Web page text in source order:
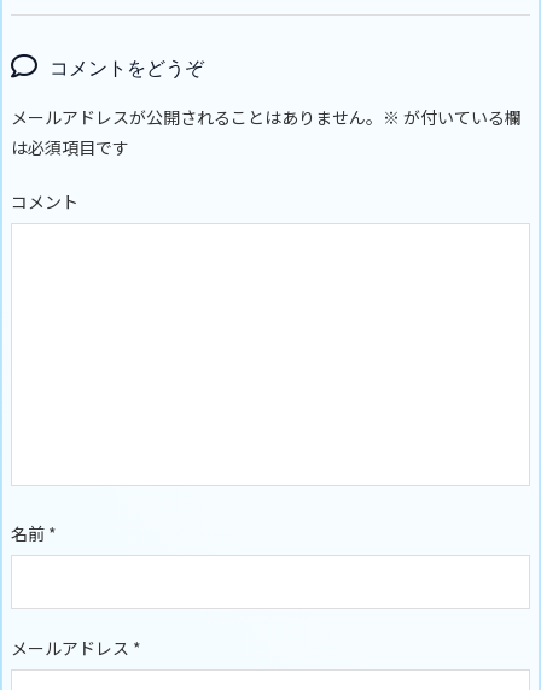
コメントをどうぞ
メールアドレスが公開されることはありません。 ※ が付いている欄
は必須項目です
コメント
名前 *
メールアドレス *